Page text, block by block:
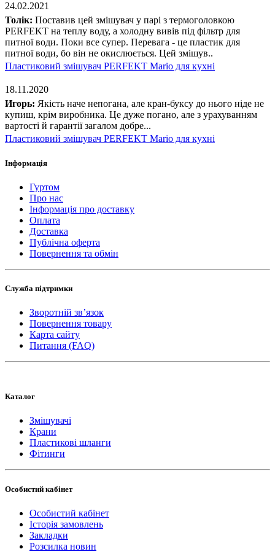
24.02.2021
Толік: Поставив цей змішувач у парі з термоголовкою
PERFEKT на теплу воду, а холодну вивів під фільтр для
питної води. Поки все супер. Перевага - це пластик для
питної води, бо він не окислюється. Цей змішув..
Пластиковий змішувач PERFEKT Mario для кухні
18.11.2020
Игорь: Якість наче непогана, але кран-буксу до нього ніде не
купиш, крім виробника. Це дуже погано, але з урахуванням
вартості й гарантії загалом добре...
Пластиковий змішувач PERFEKT Mario для кухні
Інформація
Гуртом
Про нас
Інформація про доставку
Оплата
Доставка
Публічна оферта
Повернення та обмін
Служба підтримки
Зворотній зв’язок
Повернення товару
Карта сайту
Питання (FAQ)
Каталог
Змішувачі
Крани
Пластикові шланги
Фітинги
Особистий кабінет
Особистий кабінет
Історія замовлень
Закладки
Розсилка новин